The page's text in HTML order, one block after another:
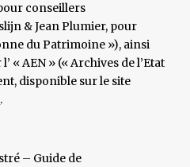
conseillers
& Jean Plumier, pour
du Patrimoine »), ainsi
« AEN » (« Archives de l’Etat
disponible sur le site
.
– Guide de